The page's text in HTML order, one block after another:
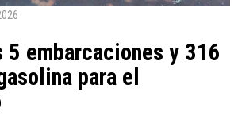
5 embarcaciones y 316
para el